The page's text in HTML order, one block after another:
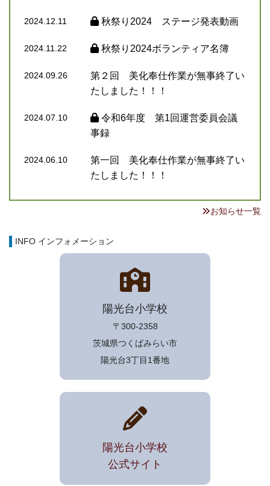
2024.12.11 秋祭り2024 ステージ発表動画
2024.11.22 秋祭り2024ボランティア名簿
2024.09.26
第２回 美化奉仕作業が無事終了い
たしました！！！
2024.07.10
令和6年度 第1回運営委員会議
事録
2024.06.10
第一回 美化奉仕作業が無事終了い
たしました！！！
お知らせ一覧
INFO インフォメーション
陽光台小学校
〒300-2358
茨城県つくばみらい市
陽光台3丁目1番地
陽光台小学校
公式サイト